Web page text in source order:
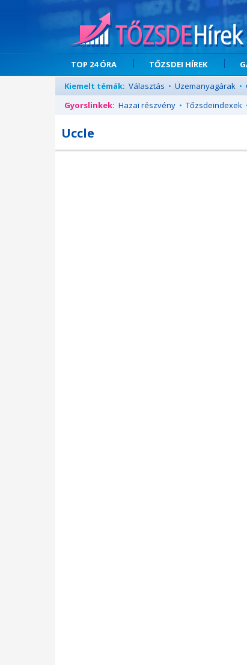
TOP 24 ÓRA TŐZSDEI HÍREK
Kiemelt témák: Választás • Üzemanyagárak •
Gyorslinkek: Hazai részvény • Tőzsdeindexek
Uccle